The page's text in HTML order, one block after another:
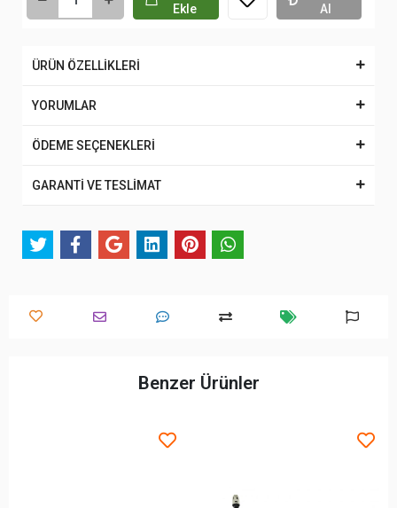
Ekle
Al
ÜRÜN ÖZELLİKLERİ
YORUMLAR
ÖDEME SEÇENEKLERİ
GARANTİ VE TESLİMAT
Benzer Ürünler